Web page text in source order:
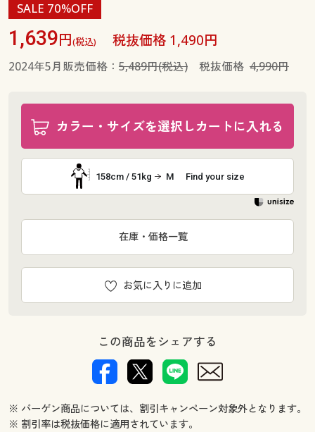
SALE 70%OFF
1,639円(税込) 税抜価格 1,490円
2024年5月販売価格： 5,489円(税込)税抜価格 4,990円
カラー・サイズを選択しカートに入れる
158cm / 51kg M Find your size
お気に入りに追加
在庫・価格一覧
この商品をシェアする
※ バーゲン商品については、割引キャンペーン対象外となります。
※ 割引率は税抜価格に適用されています。